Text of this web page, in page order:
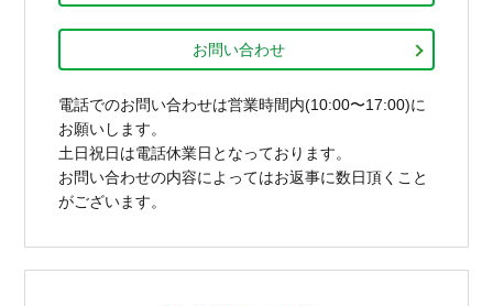
お問い合わせ
電話でのお問い合わせは営業時間内(10:00〜17:00)に
お願いします。
土日祝日は電話休業日となっております。
お問い合わせの内容によってはお返事に数日頂くこと
がございます。